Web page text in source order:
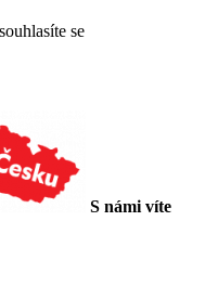
se
S námi víte